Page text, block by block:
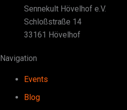
Sennekult Hövelhof e.V.
Schloßstraße 14
33161 Hövelhof
Navigation
Events
Blog